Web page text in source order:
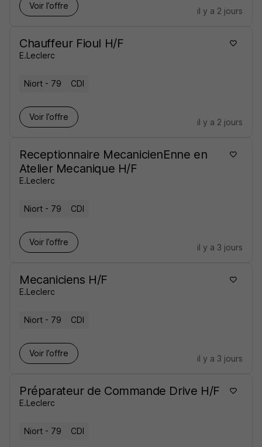
Voir l’offre
il y a 2 jours
Chauffeur Fioul H/F
E.Leclerc
Niort - 79 CDI
Voir l’offre
il y a 2 jours
Receptionnaire MecanicienEnne en
Atelier Mecanique H/F
E.Leclerc
Niort - 79 CDI
Voir l’offre
il y a 3 jours
Mecaniciens H/F
E.Leclerc
Niort - 79 CDI
Voir l’offre
il y a 3 jours
Préparateur de Commande Drive H/F
E.Leclerc
Niort - 79 CDI